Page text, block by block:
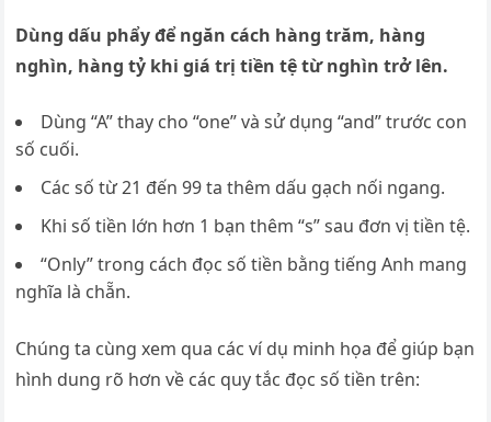
Dùng dấu phẩy để ngăn cách hàng trăm, hàng
nghìn, hàng tỷ khi giá trị tiền tệ từ nghìn trở lên.
Dùng “A” thay cho “one” và sử dụng “and” trước con
số cuối.
Các số từ 21 đến 99 ta thêm dấu gạch nối ngang.
Khi số tiền lớn hơn 1 bạn thêm “s” sau đơn vị tiền tệ.
“Only” trong cách đọc số tiền bằng tiếng Anh mang
nghĩa là chẵn.
Chúng ta cùng xem qua các ví dụ minh họa để giúp bạn
hình dung rõ hơn về các quy tắc đọc số tiền trên: